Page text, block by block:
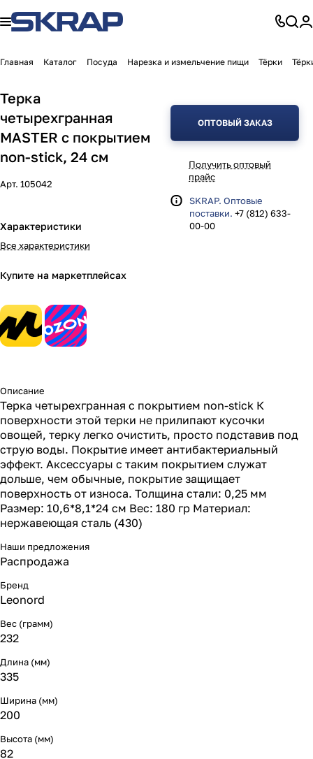
Главная Каталог Посуда Нарезка и измельчение пищи Тёрки
Терка
четырехгранная
MASTER с покрытием
non-stick, 24 см
Арт. 105042
Характеристики
Все характеристики
Купите на маркетплейсах
ОПТОВЫЙ ЗАКАЗ
Получить оптовый
прайс
SKRAP. Оптовые
поставки. +7 (812) 633-
00-00
Описание
Терка четырехгранная с покрытием non-stick К
поверхности этой терки не прилипают кусочки
овощей, терку легко очистить, просто подставив под
струю воды. Покрытие имеет антибактериальный
эффект. Аксессуары с таким покрытием служат
дольше, чем обычные, покрытие защищает
поверхность от износа. Толщина стали: 0,25 мм
Размер: 10,6*8,1*24 см Вес: 180 гр Материал:
нержавеющая сталь (430)
Наши предложения
Распродажа
Бренд
Leonord
Вес (грамм)
232
Длина (мм)
335
Ширина (мм)
200
Высота (мм)
82